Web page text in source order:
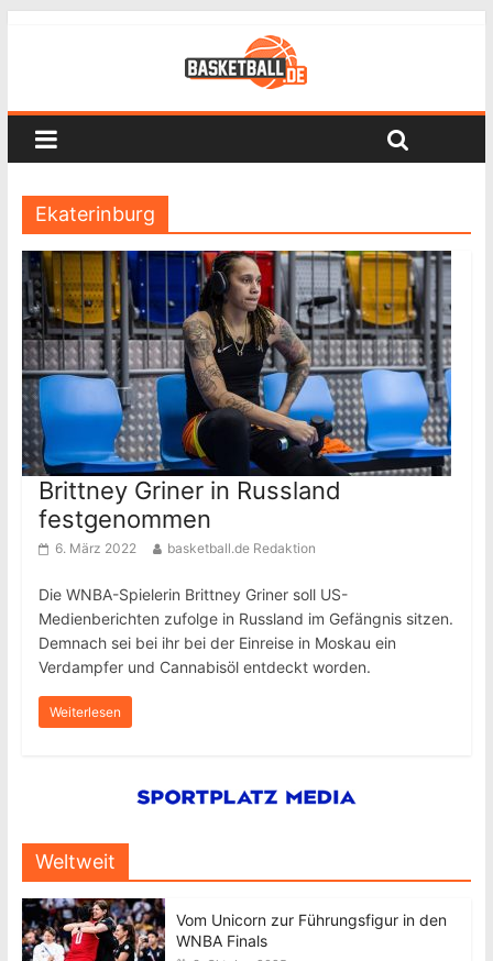
Ekaterinburg
Brittney Griner in Russland
festgenommen
6. März 2022 basketball.de Redaktion
Die WNBA-Spielerin Brittney Griner soll US-
Medienberichten zufolge in Russland im Gefängnis sitzen.
Demnach sei bei ihr bei der Einreise in Moskau ein
Verdampfer und Cannabisöl entdeckt worden.
Weiterlesen
Weltweit
Vom Unicorn zur Führungsfigur in den
WNBA Finals